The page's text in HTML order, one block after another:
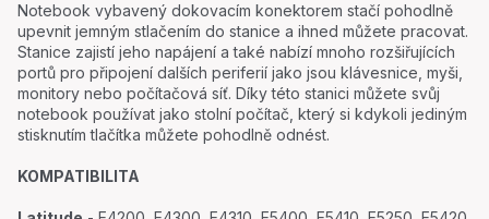
Notebook vybavený dokovacím konektorem stačí pohodlně
upevnit jemným stlačením do stanice a ihned můžete pracovat.
Stanice zajistí jeho napájení a také nabízí mnoho rozšiřujících
portů pro připojení dalších periferií jako jsou klávesnice, myši,
monitory nebo počítačová síť. Díky této stanici můžete svůj
notebook používat jako stolní počítač, který si kdykoli jediným
stisknutím tlačítka můžete pohodlně odnést.
KOMPATIBILITA